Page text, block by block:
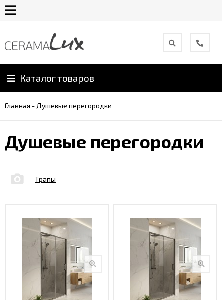
О
продукцией
Интерьерные
Каталог товаров
Главная - Душевые перегородки
Душевые перегородки
Трапы